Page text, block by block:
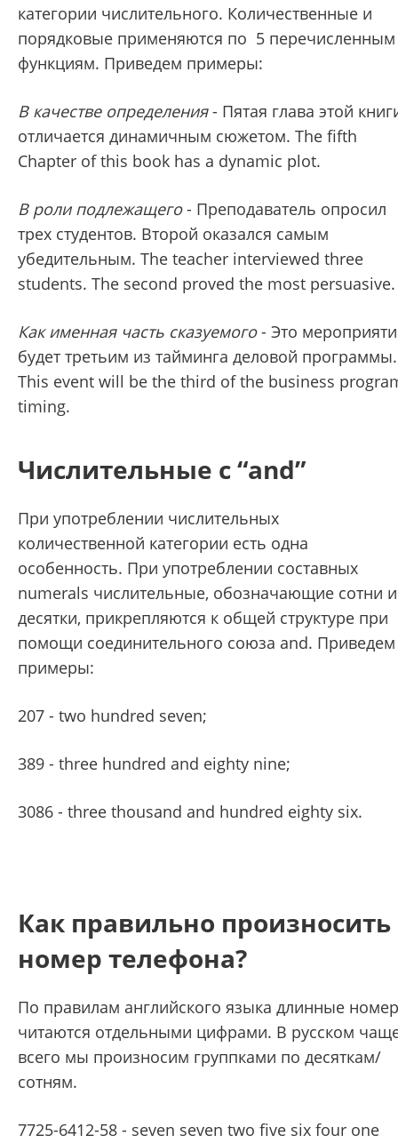
категории числительного. Количественные и
порядковые применяются по 5 перечисленным
функциям. Приведем примеры:
В качестве определения- Пятая глава этой
отличается динамичным сюжетом. The fifth
Chapter of this book has a dynamic plot.
В роли подлежащего- Преподаватель опросил
трех студентов. Второй оказался самым
убедительным. The teacher interviewed three
students. The second proved the most persuasive.
Как именная часть сказуемого- Это
будет третьим из тайминга деловой программы.
This event will be the third of the business
timing.
Числительные с “and”
При употреблении числительных
количественной категории есть одна
особенность. При употреблении составных
numerals числительные, обозначающие сотни и
десятки, прикрепляются к общей структуре при
помощи соединительного союза and. Приведем
примеры:
207 - two hundred seven;
389 - three hundred and eighty nine;
3086 - three thousand and hundred eighty six.
Как правильно произносить
номер телефона?
По правилам английского языка длинные
читаются отдельными цифрами. В русском
всего мы произносим группками по десяткам/
сотням.
7725-6412-58 - seven seven two five six four one